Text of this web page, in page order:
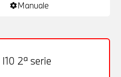
settingsManuale
I10 2ª serie